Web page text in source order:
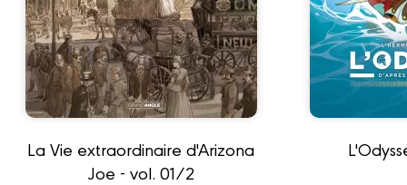
La Vie extraordinaire d'Arizona
Joe - vol. 01/2